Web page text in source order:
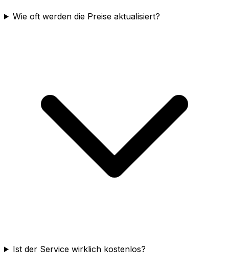
Wie oft werden die Preise aktualisiert?
Ist der Service wirklich kostenlos?